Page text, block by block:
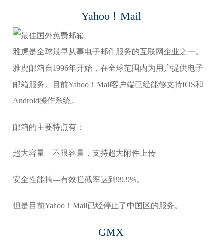
Yahoo！Mail
雅虎是全球最早从事电子邮件服务的互联网企业之一。
雅虎邮箱自1996年开始，在全球范围内为用户提供电子
邮箱服务。目前Yahoo！Mail客户端已经能够支持IOS和
Android操作系统。
邮箱的主要特点有：
超大容量—不限容量，支持超大附件上传
安全性能搞—有效拦截率达到99.9%。
但是目前Yahoo！Mail已经停止了中国区的服务。
GMX